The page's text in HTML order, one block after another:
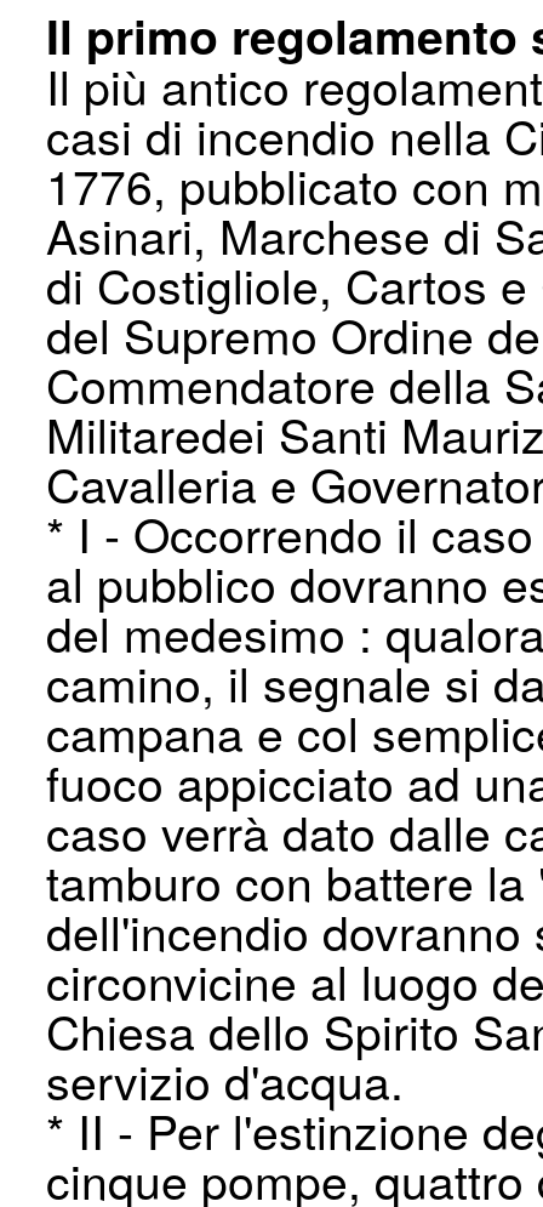
Il primo regolamento
Il più antico
casi di incendio nella
1776, pubblicato con
Asinari, Marchese di
di Costigliole, Cartos
del Supremo Ordine
Commendatore della
Militaredei Santi
Cavalleria e
* I - Occorrendo il
al pubblico dovranno
del medesimo :
camino, il segnale si
campana e col
fuoco appicciato ad
caso verrà dato dalle
tamburo con battere
dell'incendio
circonvicine al luogo
Chiesa dello Spirito
servizio d'acqua.
* II - Per l'estinzione
cinque pompe,